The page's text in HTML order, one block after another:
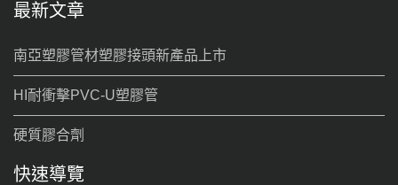
最新文章
南亞塑膠管材塑膠接頭新產品上市
HI耐衝擊PVC-U塑膠管
硬質膠合劑
快速導覽